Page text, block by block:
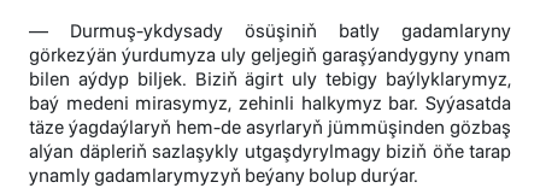
— Durmuş-ykdysady ösüşiniň batly gadamlaryny
görkezýän ýurdumyza uly geljegiň garaşýandygyny ynam
bilen aýdyp biljek. Biziň ägirt uly tebigy baýlyklarymyz,
baý medeni mirasymyz, zehinli halkymyz bar. Syýasatda
täze ýagdaýlaryň hem-de asyrlaryň jümmüşinden gözbaş
alýan däpleriň sazlaşykly utgaşdyrylmagy biziň öňe tarap
ynamly gadamlarymyzyň beýany bolup durýar.